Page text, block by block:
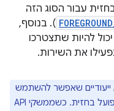
עבור הסוג הזה
). בנוסף,
להיות שתצטרכו
את השירות.
בהרבה מקרים, יש ממשקי API ייעודיים שאפשר להשתמש
בהם במקום ליצור סוג מסוים של שירות שפועל בחזית. כשממשקי API